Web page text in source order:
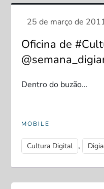
Oficina de
Dentro do buzão…
MOBILE
Cultura Digital ,